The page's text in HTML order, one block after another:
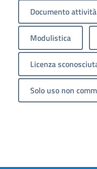
Documento
Modulistica
Licenza
Solo uso non